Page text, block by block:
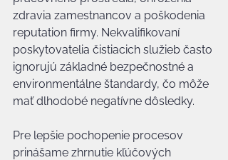
zdravia zamestnancov a poškodenia
reputation firmy. Nekvalifikovaní
poskytovatelia čistiacich služieb často
ignorujú základné bezpečnostné a
environmentálne štandardy, čo môže
mať dlhodobé negatívne dôsledky.
Pre lepšie pochopenie procesov
prinášame zhrnutie kľúčových